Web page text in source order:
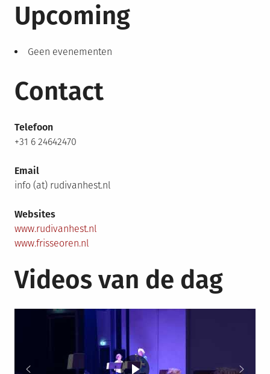
Upcoming
Geen evenementen
Contact
Telefoon
+31 6 24642470
Email
info (at) rudivanhest.nl
Websites
www.rudivanhest.nl
www.frisseoren.nl
Videos van de dag